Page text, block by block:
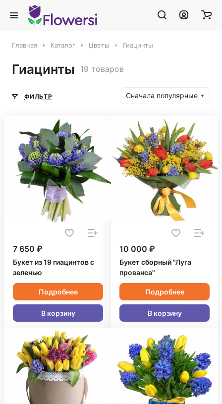
Главная Каталог Цветы Гиацинты
Гиацинты 19 товаров
ФИЛЬТР Сначала популярные
7 650 ₽
Букет из 19 гиацинтов с
зеленью
Подробнее
В корзину
10 000 ₽
Букет сборный "Луга
прованса"
Подробнее
В корзину